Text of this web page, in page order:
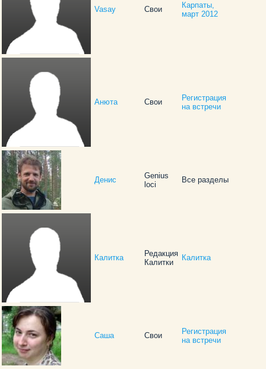
Vasay Свои
Карпаты,
март 2012
Анюта Свои
Регистрация
на встречи
Денис
Genius
loci
Все разделы
Калитка
Редакция
Калитки
Калитка
Саша Свои
Регистрация
на встречи